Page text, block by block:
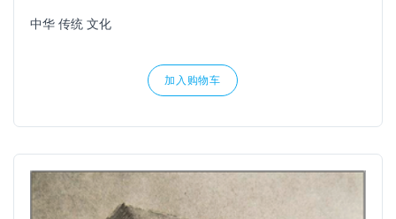
中华 传统 文化
加入购物车